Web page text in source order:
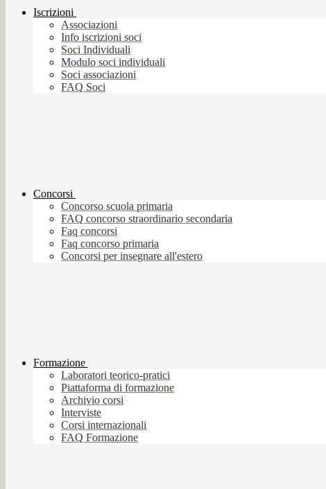
Iscrizioni
Associazioni
Info iscrizioni soci
Soci Individuali
Modulo soci individuali
Soci associazioni
FAQ Soci
Concorsi
Concorso scuola primaria
FAQ concorso straordinario secondaria
Faq concorsi
Faq concorso primaria
Concorsi per insegnare all'estero
Formazione
Laboratori teorico-pratici
Piattaforma di formazione
Archivio corsi
Interviste
Corsi internazionali
FAQ Formazione